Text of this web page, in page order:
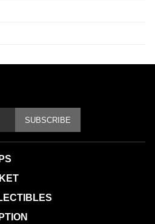
SUBSCRIBE